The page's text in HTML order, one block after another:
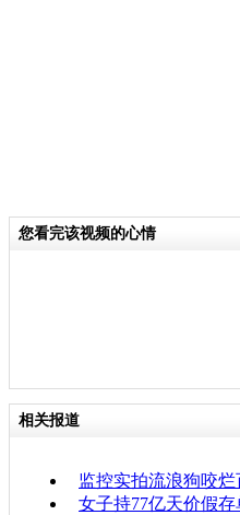
您看完该视频的心情
相关报道
监控实拍流浪狗咬
女子持77亿天价假